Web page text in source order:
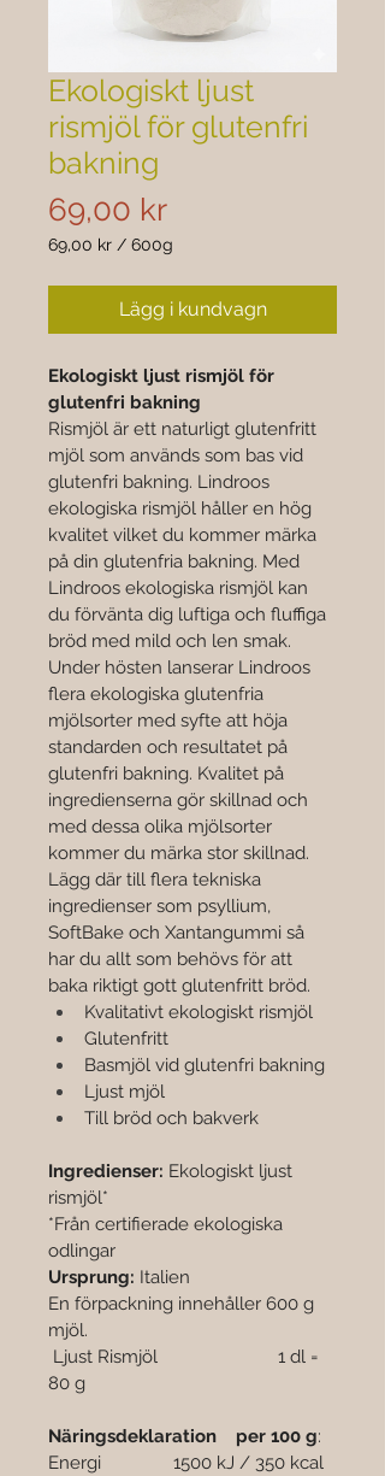
Ekologiskt ljust
rismjöl för glutenfri
bakning
69,00 krPris
69,00 kr / 600g
per
gram
Lägg i kundvagn
Ekologiskt ljust rismjöl för
glutenfri bakning
Rismjöl är ett naturligt glutenfritt
mjöl som används som bas vid
glutenfri bakning. Lindroos
ekologiska rismjöl håller en hög
kvalitet vilket du kommer märka
på din glutenfria bakning. Med
Lindroos ekologiska rismjöl kan
du förvänta dig luftiga och fluffiga
bröd med mild och len smak.
Under hösten lanserar Lindroos
flera ekologiska glutenfria
mjölsorter med syfte att höja
standarden och resultatet på
glutenfri bakning. Kvalitet på
ingredienserna gör skillnad och
med dessa olika mjölsorter
kommer du märka stor skillnad.
Lägg där till flera tekniska
ingredienser som psyllium,
SoftBake och Xantangummi så
har du allt som behövs för att
baka riktigt gott glutenfritt bröd.
Kvalitativt ekologiskt rismjöl
Glutenfritt
Basmjöl vid glutenfri bakning
Ljust mjöl
Till bröd och bakverk
Ingredienser: Ekologiskt ljust
rismjöl*
*Från certifierade ekologiska
odlingar
Ursprung: Italien
En förpackning innehåller 600 g
mjöl.
80 g
Näringsdeklaration    per 100 g:
Energi               1500 kJ / 350 kcal